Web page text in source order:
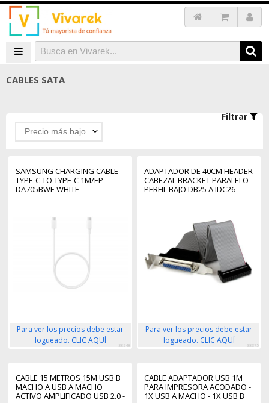
CABLES SATA
Filtrar
Precio más bajo
SAMSUNG CHARGING CABLE
TYPE-C TO TYPE-C 1M/EP-
DA705BWE WHITE
Para ver los precios debe estar
logueado. CLIC AQUÍ
38248
ADAPTADOR DE 40CM HEADER
CABEZAL BRACKET PARALELO
PERFIL BAJO DB25 A IDC26
Para ver los precios debe estar
logueado. CLIC AQUÍ
38375
CABLE 15 METROS 15M USB B
MACHO A USB A MACHO
ACTIVO AMPLIFICADO USB 2.0 -
CABLE ADAPTADOR USB 1M
PARA IMPRESORA ACODADO -
1X USB A MACHO - 1X USB B